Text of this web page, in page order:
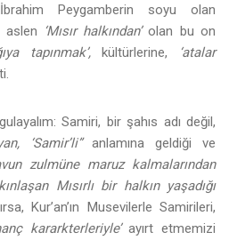
Peygamberin soyu olan
aslen
‘Mısır halkından’olan bu on
tapınmak’,kültürlerine, ‘atalar
Samiri, bir şahıs adı değil,
‘Samir’li”anlamına geldiği ve
zulmüne maruz kalmalarından
Mısırlı bir halkın yaşadığı
Kur’an’ın Musevilerle Samirileri,
kararkterleriyle’ayırt etmemizi